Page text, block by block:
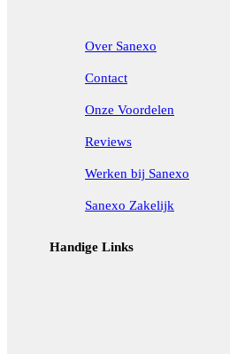
Over Sanexo
Contact
Onze Voordelen
Reviews
Werken bij Sanexo
Sanexo Zakelijk
Handige Links